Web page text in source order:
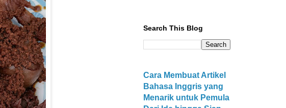
Search This Blog
Cara Membuat Artikel
Bahasa Inggris yang
Menarik untuk Pemula